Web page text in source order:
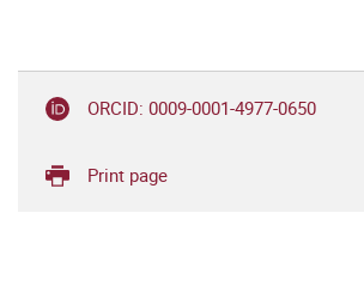
ORCID: 0009-0001-4977-0650
Print page